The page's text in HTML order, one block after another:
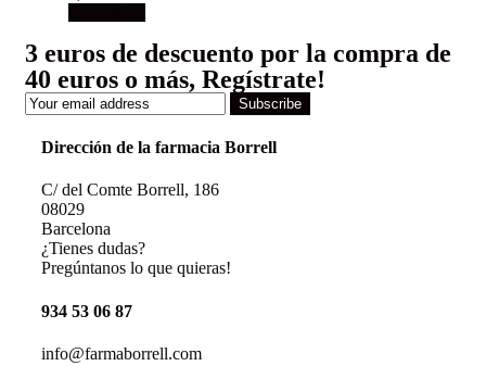
3 euros de descuento por la compra de
40 euros o más, Regístrate!
Subscribe
Dirección de la farmacia Borrell
C/ del Comte Borrell, 186
08029
Barcelona
¿Tienes dudas?
Pregúntanos lo que quieras!
934 53 06 87
info@farmaborrell.com